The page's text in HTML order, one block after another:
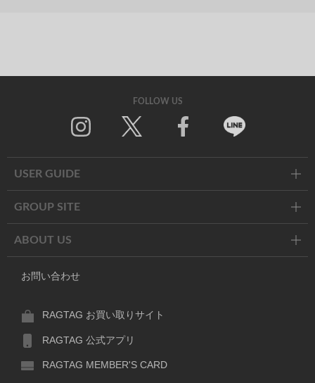
FOLLOW US
USER GUIDE
GROUP SITE
ABOUT US
お問い合わせ
RAGTAG お買い取りサイト
RAGTAG 公式アプリ
RAGTAG MEMBER'S CARD